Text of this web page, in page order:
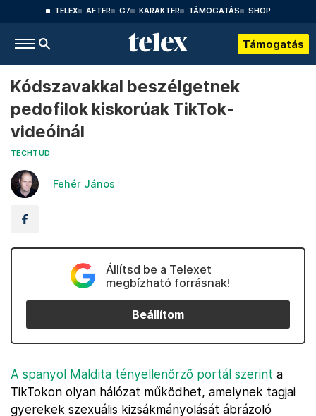
TELEX AFTER G7 KARAKTER TÁMOGATÁS SHOP
Támogatás
Kódszavakkal beszélgetnek
pedofilok kiskorúak TikTok-
videóinál
TECHTUD
Fehér János
Állítsd be a Telexet
megbízható forrásnak!
Beállítom
A spanyol Maldita tényellenőrző portál szerint a
TikTokon olyan hálózat működhet, amelynek tagjai
gyerekek szexuális kizsákmányolását ábrázoló